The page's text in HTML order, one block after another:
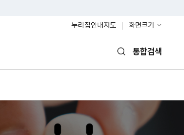
누리집안내지도
화면크기
통합검색